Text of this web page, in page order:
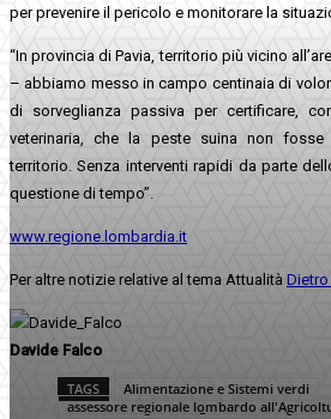
per prevenire il pericolo e monitorare la
“In provincia di Pavia, territorio più vicino
– abbiamo messo in campo centinaia di
di sorveglianza passiva per certificare,
veterinaria, che la peste suina non
territorio. Senza interventi rapidi da parte
questione di tempo”.
www.regione.lombardia.it
Per altre notizie relative al tema Attualità
Davide Falco
TAGS
Alimentazione e Sistemi verdi
assessore regionale lombardo